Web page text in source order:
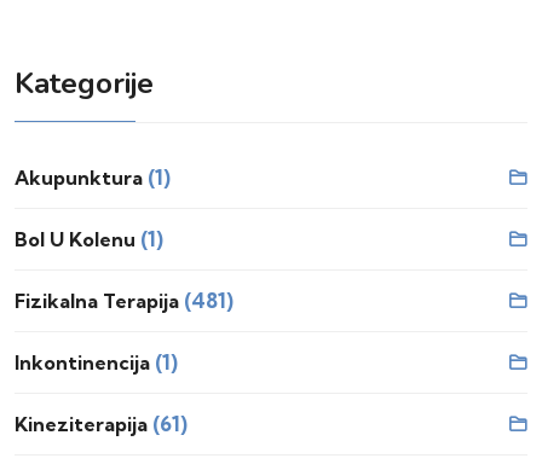
Kategorije
Akupunktura (1)
Bol U Kolenu (1)
Fizikalna Terapija (481)
Inkontinencija (1)
Kineziterapija (61)